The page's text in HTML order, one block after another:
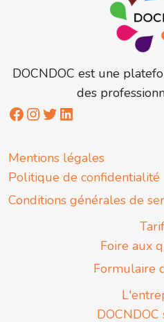
DOCNDOC est une
des
Mentions légales
Politique de confidentialité
Conditions générales de
Foire aux
Formulaire